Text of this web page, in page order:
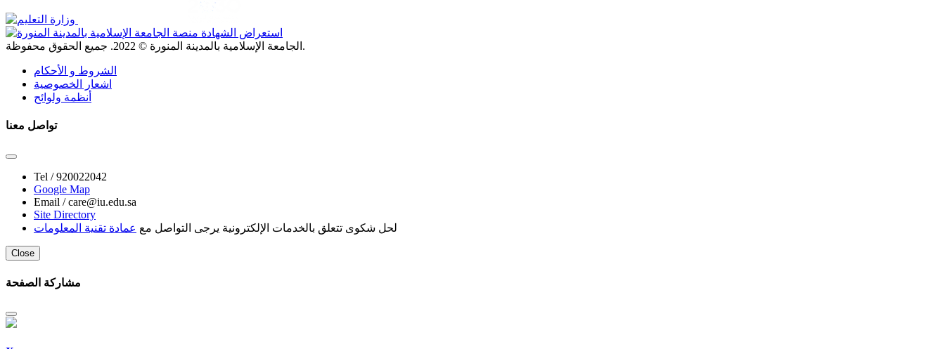
الجامعة الإسلامية بالمدينة المنورة © 2022 . جميع الحقوق محفوظة.
الشروط و الأحكام
اشعار الخصوصية
أنظمة ولوائح
تواصل معنا
Tel /920022042
Google Map
Email /care@iu.edu.sa
Site Directory
لحل شكوى تتعلق بالخدمات الإلكترونية يرجى التواصل مع عمادة تقنية المعلومات
Close
مشاركة الصفحة